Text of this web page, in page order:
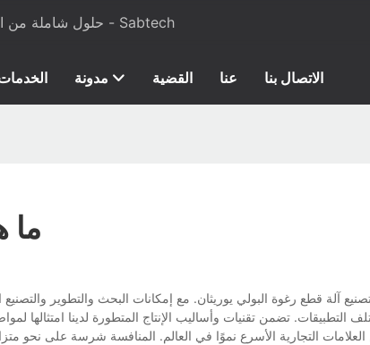
حلول شاملة من المواد الخام إلى معدات الإنتاج لرغوة البولي يوريثان والمراتب - Sabtech
مدونة القضية عنا الاتصال بنا
ما